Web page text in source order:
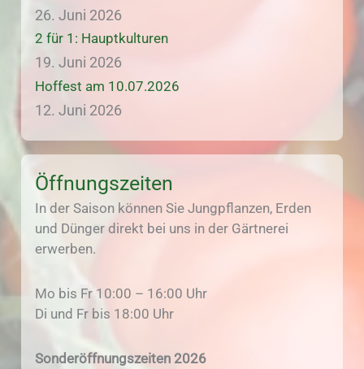
26. Juni 2026
2 für 1: Hauptkulturen
19. Juni 2026
Hoffest am 10.07.2026
12. Juni 2026
Öffnungszeiten
In der Saison können Sie Jungpflanzen, Erden
und Dünger direkt bei uns in der Gärtnerei
erwerben.
Mo bis Fr 10:00 – 16:00 Uhr
Di und Fr bis 18:00 Uhr
Sonderöffnungszeiten 2026